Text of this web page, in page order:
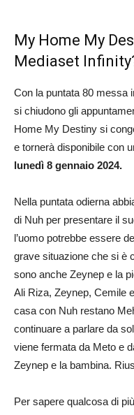
My Home My
Mediaset
Con la puntata 80 messa
si chiudono gli
Home My Destiny si
e tornerà disponibile con
lunedì 8 gennaio 2024.
Nella puntata odierna
di Nuh per presentare il
l’uomo potrebbe essere
grave situazione che si è
sono anche Zeynep e la
Ali Riza, Zeynep, Cemile
casa con Nuh restano
continuare a parlare da
viene fermata da Meto e
Zeynep e la bambina.
Per sapere qualcosa di